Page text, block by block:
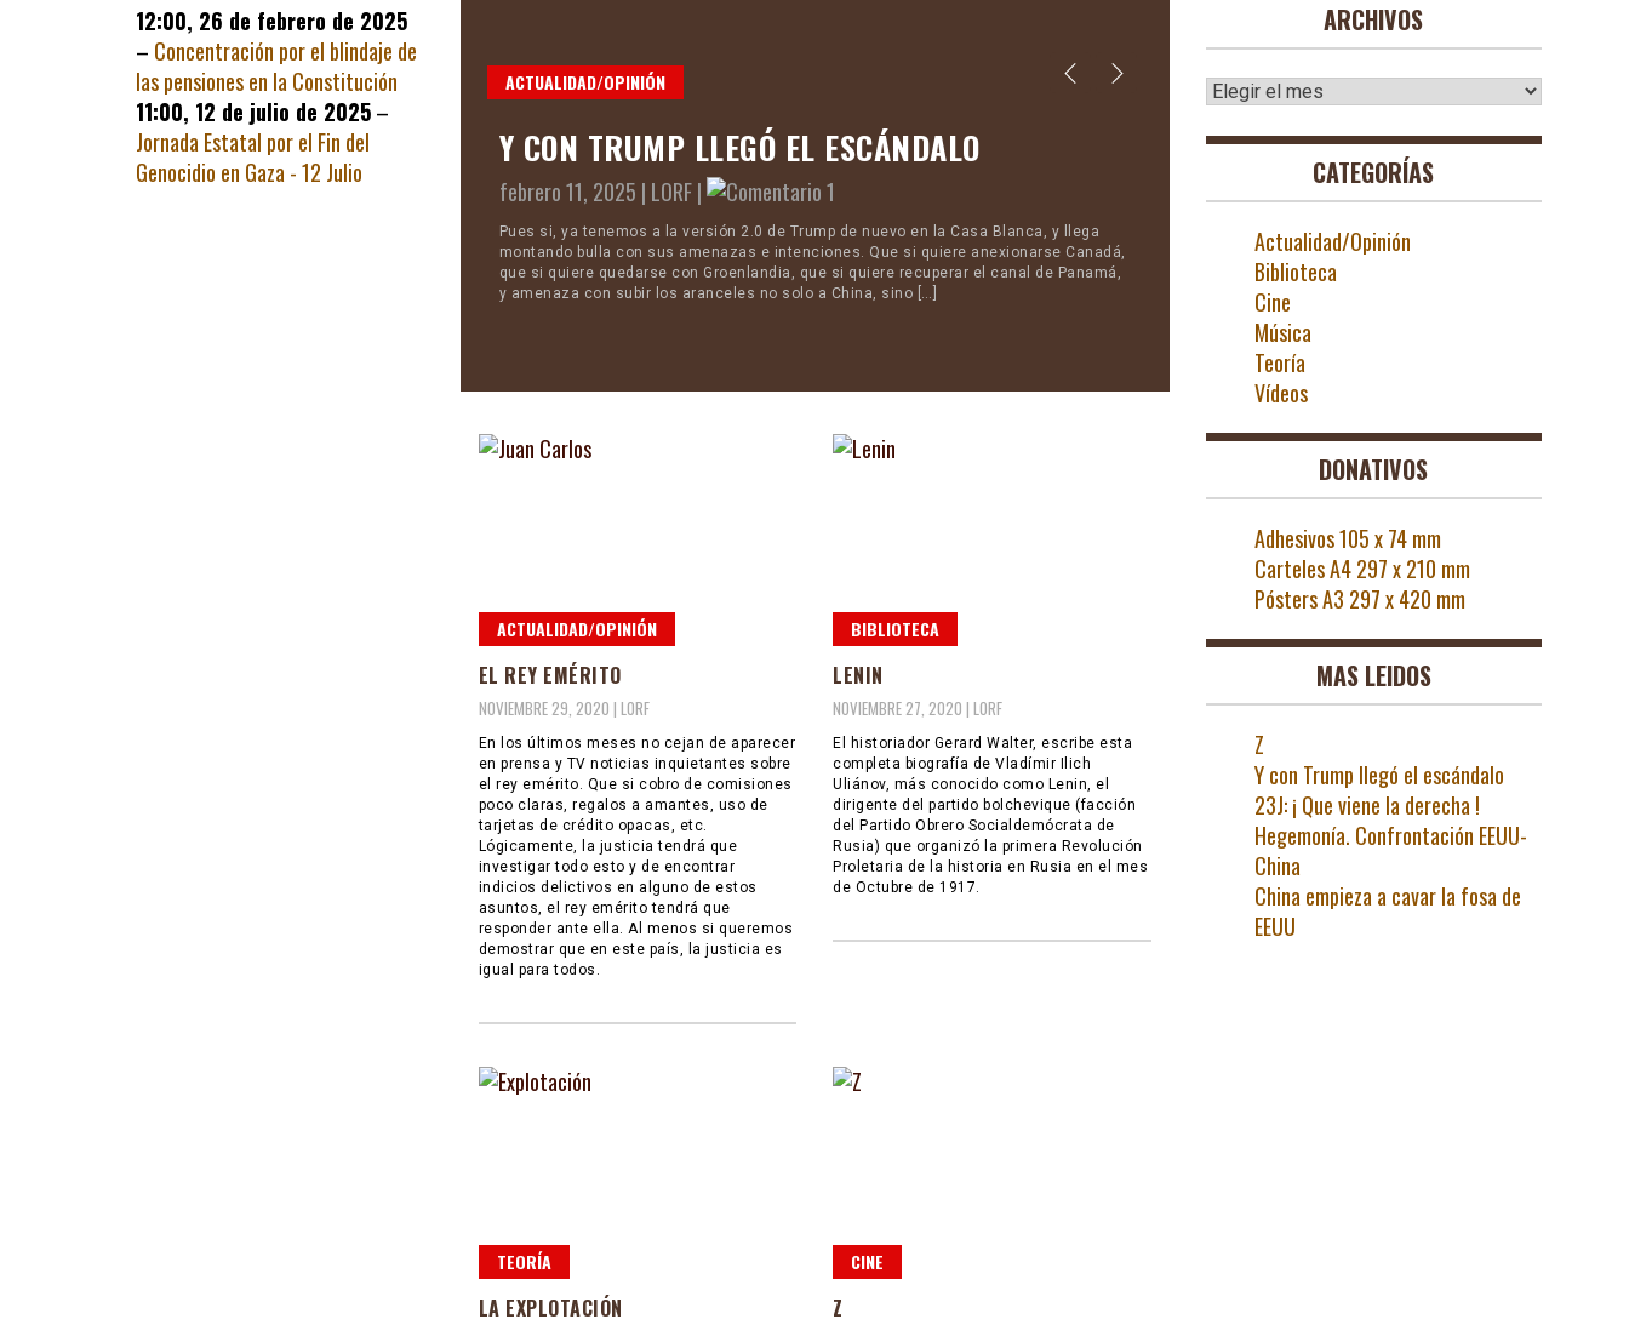
ACTUALIDAD/OPINIÓN
Y CON TRUMP LLEGÓ EL ESCÁNDALO
febrero 11, 2025 | LORF| 1
Pues si, ya tenemos a la versión 2.0 de Trump de nuevo en la Casa Blanca, y llega
montando bulla con sus amenazas e intenciones. Que si quiere anexionarse Canadá,
que si quiere quedarse con Groenlandia, que si quiere recuperar el canal de Panamá,
y amenaza con subir los aranceles no solo a China, sino […]
MÚSICA
CAMPANADES A MORTS
noviembre 3, 2024 |LORF
Disco LP que Lluis Llach compuso a raiz de conocerse los
1976 en Vitoria. A pocos meses después de la muerte del
obreros del metal se encontraban en huelga. Solían celebrar
iglesia de San Franciso de Asís del barrio de Zaramaga de […]
ACTUALIDAD/OPINIÓN
EL REY EMÉRITO
NOVIEMBRE 29, 2020 | LORF
En los últimos meses no cejan de aparecer
en prensa y TV noticias inquietantes sobre
el rey emérito. Que si cobro de comisiones
poco claras, regalos a amantes, uso de
tarjetas de crédito opacas, etc.
Lógicamente, la justicia tendrá que
investigar todo esto y de encontrar
indicios delictivos en alguno de estos
asuntos, el rey emérito tendrá que
responder ante ella. Al menos si queremos
demostrar que en este país, la justicia es
igual para todos.
BIBLIOTECA
LENIN
NOVIEMBRE 27, 2020 | LORF
El historiador Gerard Walter, escribe esta
completa biografía de Vladímir Ilich
Uliánov, más conocido como Lenin, el
dirigente del partido bolchevique (facción
del Partido Obrero Socialdemócrata de
Rusia) que organizó la primera Revolución
Proletaria de la historia en Rusia en el mes
de Octubre de 1917.
TEORÍA
LA EXPLOTACIÓN
CINE
Z
12:00, 26 de febrero de 2025
– Concentración por el blindaje de
las pensiones en la Constitución
11:00, 12 de julio de 2025–
Jornada Estatal por el Fin del
Genocidio en Gaza - 12 Julio
ARCHIVOS
Archivos
CATEGORÍAS
Actualidad/Opinión
Biblioteca
Cine
Música
Teoría
Vídeos
DONATIVOS
Adhesivos 105 x 74 mm
Carteles A4 297 x 210 mm
Pósters A3 297 x 420 mm
MAS LEIDOS
Z
Y con Trump llegó el escándalo
23J: ¡ Que viene la derecha !
Hegemonía. Confrontación EEUU-
China
China empieza a cavar la fosa de
EEUU